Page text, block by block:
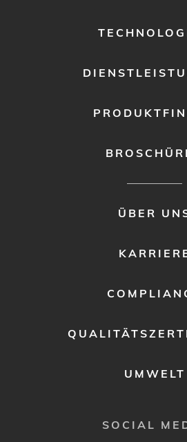
ÜBER
UMWELT
SOCIAL